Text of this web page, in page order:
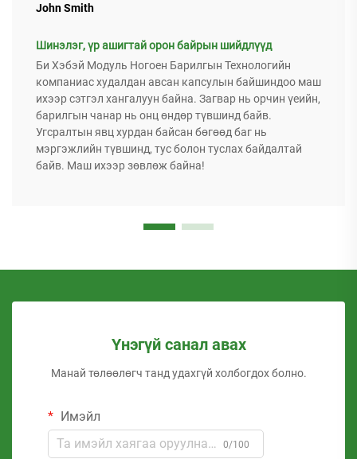
John Smith
Шинэлэг, үр ашигтай орон байрын шийдлүүд
Би Хэбэй Модуль Ногоен Барилгын Технологийн
компаниас худалдан авсан капсулын байшиндоо маш
ихээр сэтгэл хангалуун байна. Загвар нь орчин үеийн,
барилгын чанар нь онц өндөр түвшинд байв.
Угсралтын явц хурдан байсан бөгөөд баг нь
мэргэжлийн түвшинд, тус болон туслах байдалтай
байв. Маш ихээр зөвлөж байна!
Үнэгүй санал авах
Манай төлөөлөгч танд удахгүй холбогдох болно.
Имэйл
0/100